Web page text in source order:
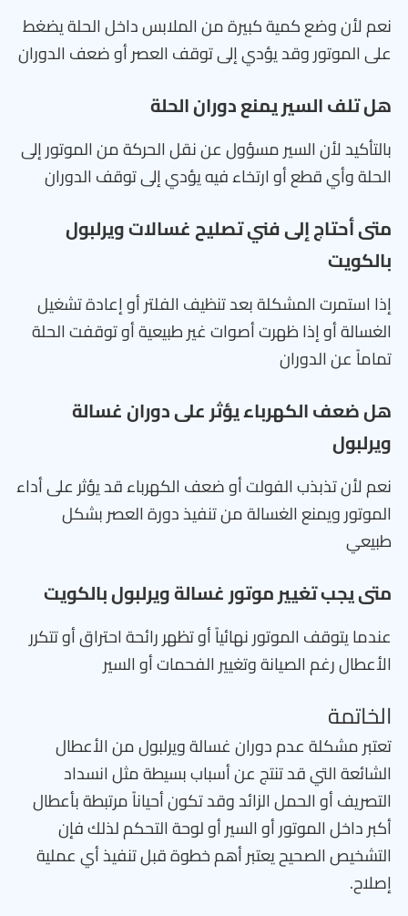
نعم لأن وضع كمية كبيرة من الملابس داخل الحلة يضغط
على الموتور وقد يؤدي إلى توقف العصر أو ضعف الدوران
هل تلف السير يمنع دوران الحلة
بالتأكيد لأن السير مسؤول عن نقل الحركة من الموتور إلى
الحلة وأي قطع أو ارتخاء فيه يؤدي إلى توقف الدوران
متى أحتاج إلى فني تصليح غسالات ويرلبول
بالكويت
إذا استمرت المشكلة بعد تنظيف الفلتر أو إعادة تشغيل
الغسالة أو إذا ظهرت أصوات غير طبيعية أو توقفت الحلة
تماماً عن الدوران
هل ضعف الكهرباء يؤثر على دوران غسالة
ويرلبول
نعم لأن تذبذب الفولت أو ضعف الكهرباء قد يؤثر على أداء
الموتور ويمنع الغسالة من تنفيذ دورة العصر بشكل
طبيعي
متى يجب تغيير موتور غسالة ويرلبول بالكويت
عندما يتوقف الموتور نهائياً أو تظهر رائحة احتراق أو تتكرر
الأعطال رغم الصيانة وتغيير الفحمات أو السير
الخاتمة
تعتبر مشكلة عدم دوران غسالة ويرلبول من الأعطال
الشائعة التي قد تنتج عن أسباب بسيطة مثل انسداد
التصريف أو الحمل الزائد وقد تكون أحياناً مرتبطة بأعطال
أكبر داخل الموتور أو السير أو لوحة التحكم لذلك فإن
التشخيص الصحيح يعتبر أهم خطوة قبل تنفيذ أي عملية
إصلاح.